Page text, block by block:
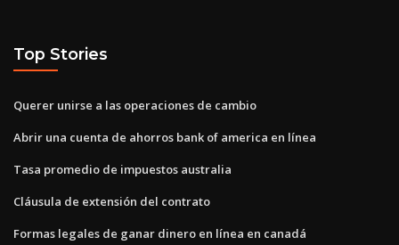
Top Stories
Querer unirse a las operaciones de cambio
Abrir una cuenta de ahorros bank of america en línea
Tasa promedio de impuestos australia
Cláusula de extensión del contrato
Formas legales de ganar dinero en línea en canadá